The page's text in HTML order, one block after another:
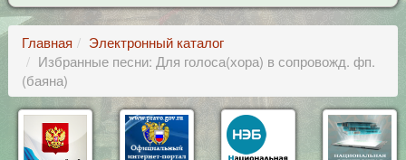
Главная
Электронный каталог
Избранные песни: Для голоса(хора) в сопровожд. фп.
(баяна)